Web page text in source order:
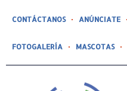
CONTÁCTANOS ANÚNCIATE
FOTOGALERÍA MASCOTAS